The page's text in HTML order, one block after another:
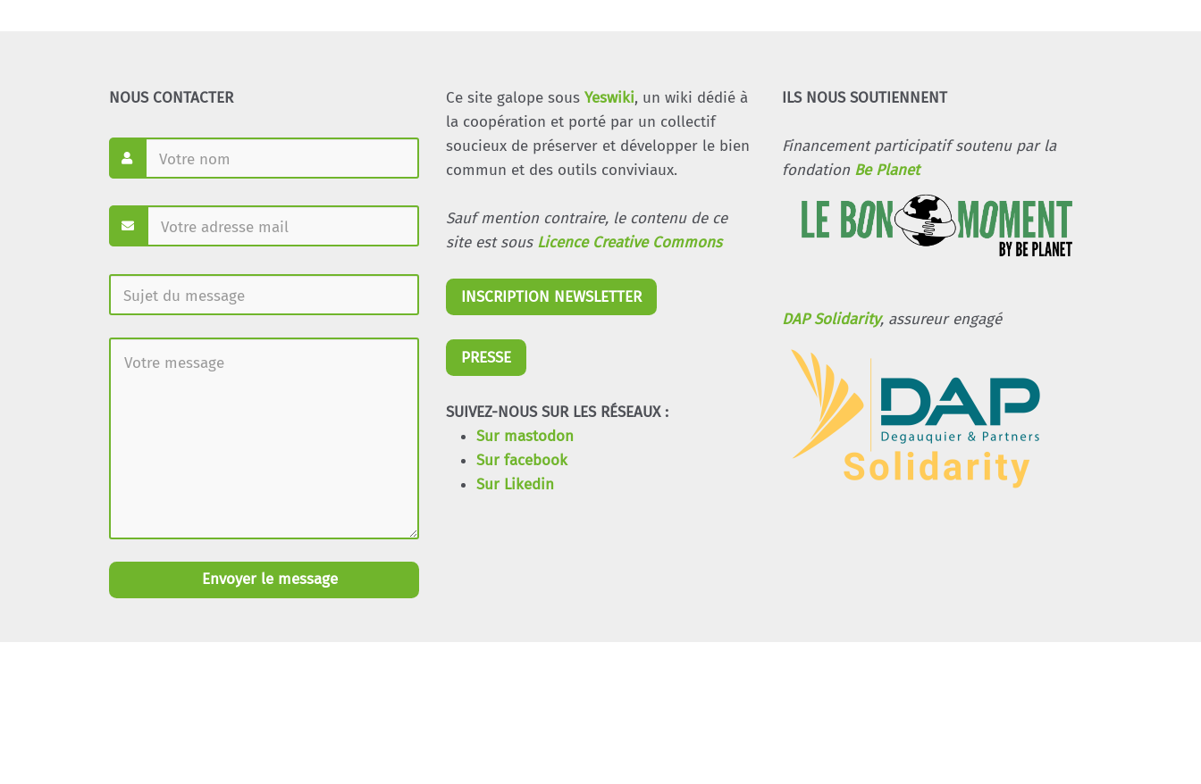
NOUS CONTACTER
Envoyer le message
Ce site galope sous Yeswiki, un wiki dédié à
la coopération et porté par un collectif
soucieux de préserver et développer le bien
commun et des outils conviviaux.
Sauf mention contraire, le contenu de ce
site est sous Licence Creative Commons
INSCRIPTION NEWSLETTER
PRESSE
SUIVEZ-NOUS SUR LES RÉSEAUX :
Sur mastodon
Sur facebook
Sur Likedin
ILS NOUS SOUTIENNENT
Financement participatif soutenu par la
fondation Be Planet
DAP Solidarity, assureur engagé